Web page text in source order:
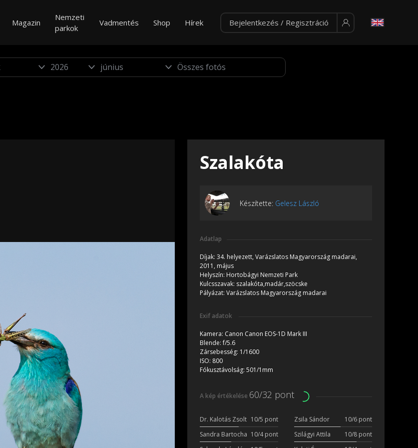
Magazin
Nemzeti
parkok
Vadmentés Shop Hírek Bejelentkezés / Regisztráció
Szalakóta
Készítette: Gelesz László
Adatlap
Díjak: 34. helyezett, Varázslatos Magyarország madarai,
2011, május
Helyszín: Hortobágyi Nemzeti Park
Kulcsszavak: szalakóta,madár,szöcske
Pályázat: Varázslatos Magyarország madarai
Exif adatok
Kamera: Canon Canon EOS-1D Mark III
Blende:f/5.6
Zársebesség: 1/1600
ISO: 800
Fókusztávolság: 501/1mm
A kép értékelése 60/32 pont
Dr. Kalotás Zsolt 10/5 pont Zsila Sándor
10/6 pont
Sandra Bartocha 10/4 pont Szilágyi Attila
10/8 pont